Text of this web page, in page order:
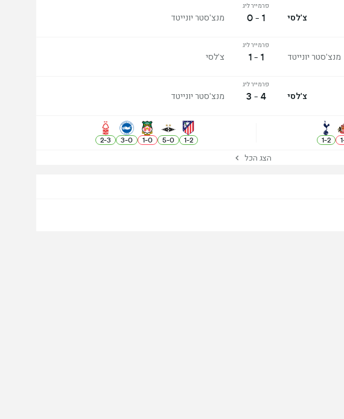
צ'לסי
פרמייר ליג
1 - 0 מנצ'סטר יונייטד
מנצ'סטר יונייטד
פרמייר ליג
1 - 1 צ'לסי
צ'לסי
פרמייר ליג
4 - 3 מנצ'סטר יונייטד
1
2
-
1
2
-
1
0
-
5
0
-
1
0
-
3
3
-
2
הצג הכל